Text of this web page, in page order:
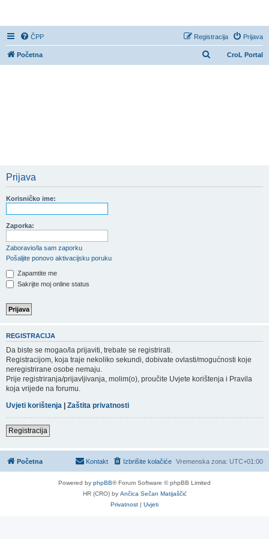
ČPP Prijava
Registracija
CroL Portal
Početna
Prijava
Korisničko ime:
Zaporka:
Zaboravio/la sam zaporku
Pošaljite ponovo aktivacijsku poruku
Zapamtite me
Sakrijte moj online status
REGISTRACIJA
Da biste se mogao/la prijaviti, trebate se registrirati.
Registracijom, koja traje nekoliko sekundi, dobivate ovlasti/mogućnosti koje
neregistrirane osobe nemaju.
Prije registriranja/prijavljivanja, molim(o), proučite Uvjete korištenja i Pravila
koja vrijede na forumu.
Uvjeti korištenja | Zaštita privatnosti
Registracija
Početna Vremenska zona: UTC+01:00
Izbrišite kolačiće
Kontakt
Powered by phpBB® Forum Software © phpBB Limited
HR (CRO) by Ančica Sečan Matijaščić
Privatnost | Uvjeti